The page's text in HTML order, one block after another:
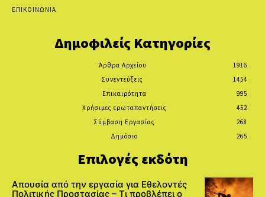
ΕΠΙΚΟΙΝΩΝΙΑ
Δημοφιλείς Κατηγορίες
Άρθρα Αρχείου
1916
Συνεντεύξεις
1454
Επικαιρότητα
995
Χρήσιμες ερωταπαντήσεις
452
Σύμβαση Εργασίας
268
Δημόσιο
265
Επιλογές εκδότη
Απουσία από την εργασία για Εθελοντές
Πολιτικής Προστασίας – Τι προβλέπει ο